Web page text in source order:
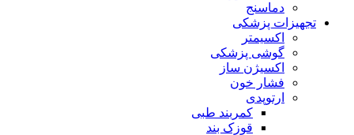
دماسنج
تجهیزات پزشکی
اکسیمتر
گوشی پزشکی
اکسیژن ساز
فشار خون
ارتوپدی
کمربند طبی
قوزک بند